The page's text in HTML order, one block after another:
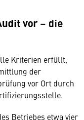
vor – die
Kriterien erfüllt,
der
vor Ort durch
Betriebes etwa vier